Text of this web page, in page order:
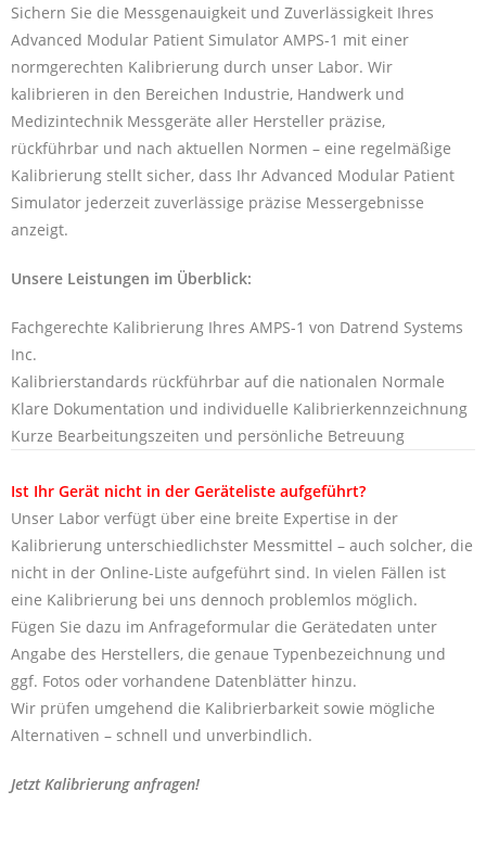
Sichern Sie die Messgenauigkeit und Zuverlässigkeit Ihres
Advanced Modular Patient Simulator AMPS-1 mit einer
normgerechten Kalibrierung durch unser Labor. Wir
kalibrieren in den Bereichen Industrie, Handwerk und
Medizintechnik Messgeräte aller Hersteller präzise,
rückführbar und nach aktuellen Normen – eine regelmäßige
Kalibrierung stellt sicher, dass Ihr Advanced Modular Patient
Simulator jederzeit zuverlässige präzise Messergebnisse
anzeigt.
Unsere Leistungen im Überblick:
Fachgerechte Kalibrierung Ihres AMPS-1 von Datrend Systems
Inc.
Kalibrierstandards rückführbar auf die nationalen Normale
Klare Dokumentation und individuelle Kalibrierkennzeichnung
Kurze Bearbeitungszeiten und persönliche Betreuung
Ist Ihr Gerät nicht in der Geräteliste aufgeführt?
Unser Labor verfügt über eine breite Expertise in der
Kalibrierung unterschiedlichster Messmittel – auch solcher, die
nicht in der Online-Liste aufgeführt sind. In vielen Fällen ist
eine Kalibrierung bei uns dennoch problemlos möglich.
Fügen Sie dazu im Anfrageformular die Gerätedaten unter
Angabe des Herstellers, die genaue Typenbezeichnung und
ggf. Fotos oder vorhandene Datenblätter hinzu.
Wir prüfen umgehend die Kalibrierbarkeit sowie mögliche
Alternativen – schnell und unverbindlich.
Jetzt Kalibrierung anfragen!